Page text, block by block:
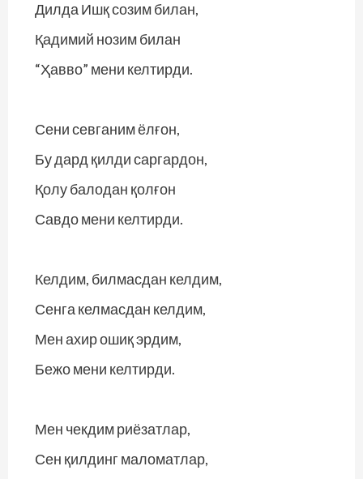
Дилда Ишқ созим билан,
Қадимий нозим билан
“Ҳавво” мени келтирди.
Сени севганим ёлғон,
Бу дард қилди саргардон,
Қолу балодан қолғон
Савдо мени келтирди.
Келдим, билмасдан келдим,
Сенга келмасдан келдим,
Мен ахир ошиқ эрдим,
Бежо мени келтирди.
Мен чекдим риёзатлар,
Сен қилдинг маломатлар,